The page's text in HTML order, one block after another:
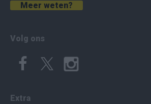
Meer weten?
Volg ons
Extra